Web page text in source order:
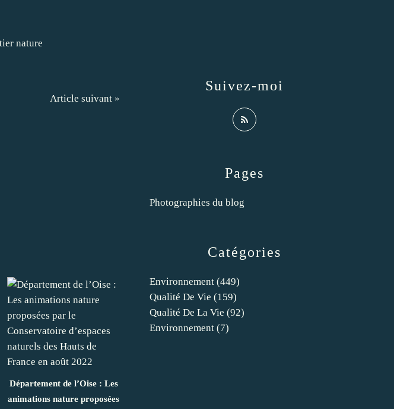
Article suivant »
Département de l’Oise : Les
animations nature proposées
Catégories
Environnement (449)
Qualité De Vie (159)
Qualité De La Vie (92)
Environnement (7)
Pages
Photographies du blog
Suivez-moi